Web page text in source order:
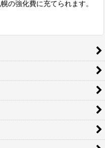
の強化費に充てられます。